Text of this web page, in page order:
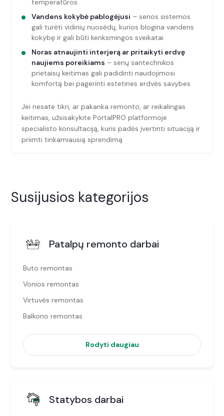
temperatūros
Vandens kokybė pablogėjusi – senos sistemos
gali turėti vidinių nuosėdų, kurios blogina vandens
kokybę ir gali būti kenksmingos sveikatai
Noras atnaujinti interjerą ar pritaikyti erdvę
naujiems poreikiams – senų santechnikos
prietaisų keitimas gali padidinti naudojimosi
komfortą bei pagerinti estetines erdvės savybes
Jei nesate tikri, ar pakanka remonto, ar reikalingas
keitimas, užsisakykite PortalPRO platformoje
specialisto konsultaciją, kuris padės įvertinti situaciją ir
priimti tinkamiausią sprendimą
Susijusios kategorijos
Patalpų remonto darbai
Buto remontas
Vonios remontas
Virtuvės remontas
Balkono remontas
Rodyti daugiau
Statybos darbai